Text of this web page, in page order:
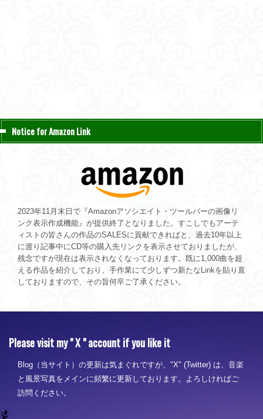
Notice for Amazon Link
2023年11月末日で『Amazonアソシエイト・ツールバーの画像リ
ンク表示作成機能』が提供終了となりました。すこしでもアーテ
ィストの皆さんの作品のSALESに貢献できればと、過去10年以上
に渡り記事中にCD等の購入先リンクを表示させておりましたが、
残念ですが現在は表示されなくなっております。既に1,000曲を超
える作品を紹介しており、手作業にて少しずつ新たなLinkを貼り直
しておりますので、その旨何卒ご了承ください。
Please visit my " X " account if you like it
Blog（当サイト）の更新は気まぐれですが、"X" (Twitter) は、音楽
と風景写真をメインに頻繁に更新しております。よろしければご
訪問ください。